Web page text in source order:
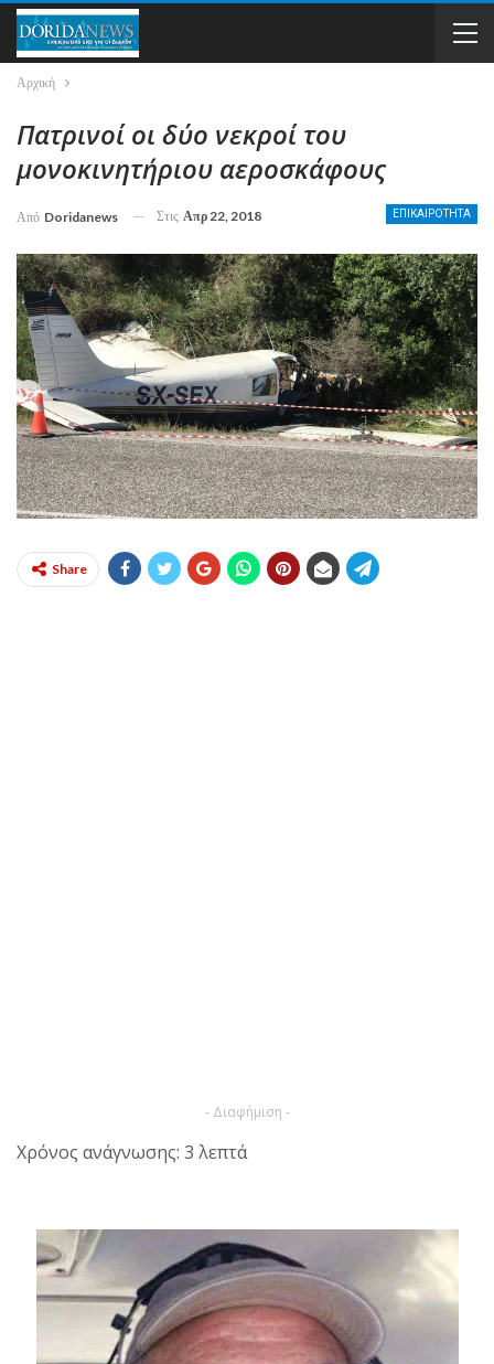
Αρχική
Πατρινοί οι δύο νεκροί του
μονοκινητήριου αεροσκάφους
ΕΠΙΚΑΙΡΟΤΗΤΑ
Από Doridanews Στις Απρ 22, 2018
Share
- Διαφήμιση -
Χρόνος ανάγνωσης: 3 λεπτά